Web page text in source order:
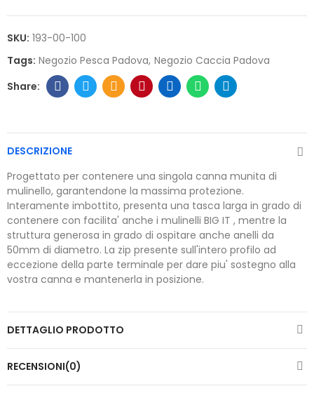
SKU: 193-00-100
Tags: Negozio Pesca Padova Negozio Caccia Padova
DESCRIZIONE
Progettato per contenere una singola canna munita di
mulinello, garantendone la massima protezione.
Interamente imbottito, presenta una tasca larga in grado di
contenere con facilita' anche i mulinelli BIG IT , mentre la
struttura generosa in grado di ospitare anche anelli da
50mm di diametro. La zip presente sull'intero profilo ad
eccezione della parte terminale per dare piu' sostegno alla
vostra canna e mantenerla in posizione.
DETTAGLIO PRODOTTO
RECENSIONI(0)